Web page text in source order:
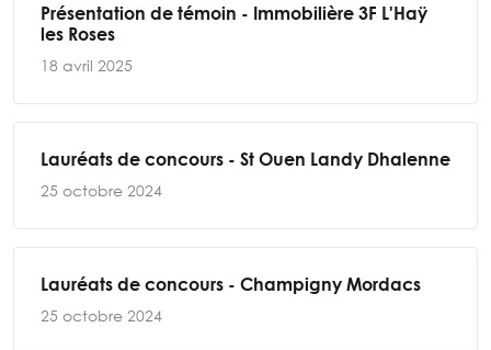
Présentation de témoin - Immobilière 3F L'Haÿ
les Roses
18 avril 2025
Lauréats de concours - St Ouen Landy Dhalenne
25 octobre 2024
Lauréats de concours - Champigny Mordacs
25 octobre 2024